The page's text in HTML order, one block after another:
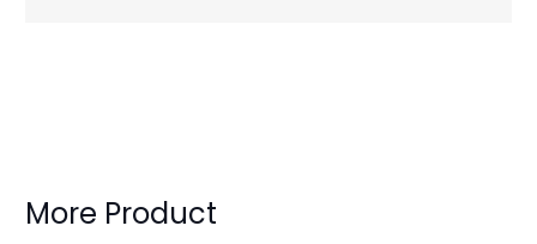
More Product